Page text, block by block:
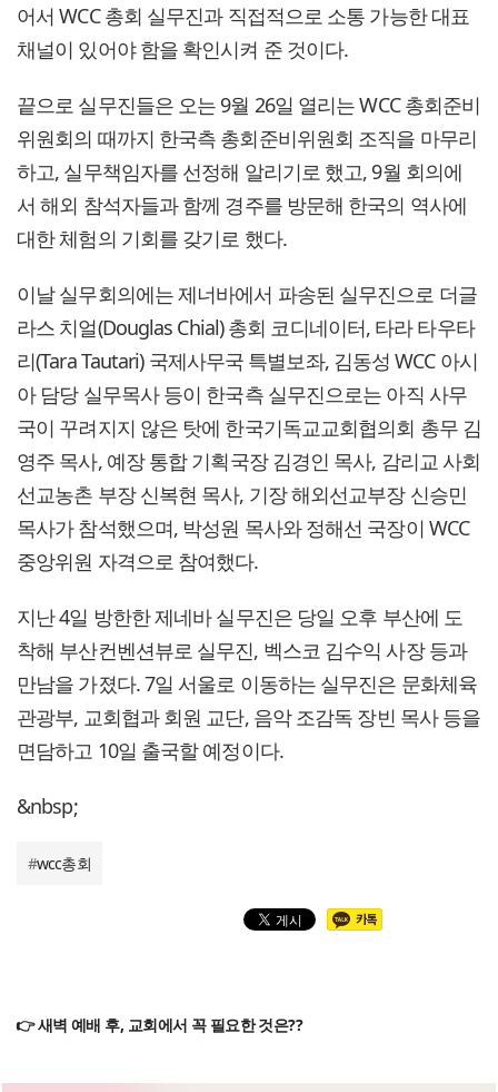
어서 WCC 총회 실무진과 직접적으로 소통 가능한 대표
채널이 있어야 함을 확인시켜 준 것이다.
끝으로 실무진들은 오는 9월 26일 열리는 WCC 총회준비
위원회의 때까지 한국측 총회준비위원회 조직을 마무리
하고, 실무책임자를 선정해 알리기로 했고, 9월 회의에
서 해외 참석자들과 함께 경주를 방문해 한국의 역사에
대한 체험의 기회를 갖기로 했다.
이날 실무회의에는 제너바에서 파송된 실무진으로 더글
라스 치얼(Douglas Chial) 총회 코디네이터, 타라 타우타
리(Tara Tautari) 국제사무국 특별보좌, 김동성 WCC 아시
아 담당 실무목사 등이 한국측 실무진으로는 아직 사무
국이 꾸려지지 않은 탓에 한국기독교교회협의회 총무 김
영주 목사, 예장 통합 기획국장 김경인 목사, 감리교 사회
선교농촌 부장 신복현 목사, 기장 해외선교부장 신승민
목사가 참석했으며, 박성원 목사와 정해선 국장이 WCC
중앙위원 자격으로 참여했다.
지난 4일 방한한 제네바 실무진은 당일 오후 부산에 도
착해 부산컨벤션뷰로 실무진, 벡스코 김수익 사장 등과
만남을 가졌다. 7일 서울로 이동하는 실무진은 문화체육
관광부, 교회협과 회원 교단, 음악 조감독 장빈 목사 등을
면담하고 10일 출국할 예정이다.
&nbsp;
#wcc총회
👉 새벽 예배 후, 교회에서 꼭 필요한 것은??